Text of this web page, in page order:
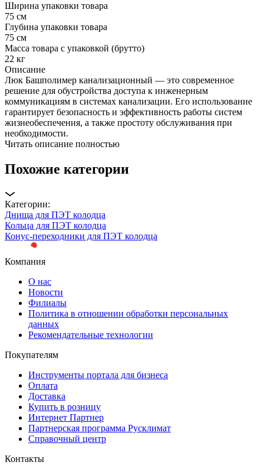
Ширина упаковки товара
75 см
Глубина упаковки товара
75 см
Масса товара с упаковкой (брутто)
22 кг
Описание
Люк Башполимер канализационный — это современное
решение для обустройства доступа к инженерным
коммуникациям в системах канализации. Его использование
гарантирует безопасность и эффективность работы систем
жизнеобеспечения, а также простоту обслуживания при
необходимости.
Читать описание полностью
Похожие категории
Категории:
Днища для ПЭТ колодца
Кольца для ПЭТ колодца
Конус-переходники для ПЭТ колодца
Компания
О нас
Новости
Филиалы
Политика в отношении обработки персональных
данных
Рекомендательные технологии
Покупателям
Инструменты портала для бизнеса
Оплата
Доставка
Купить в розницу
Интернет Партнер
Партнерская программа Русклимат
Справочный центр
Контакты